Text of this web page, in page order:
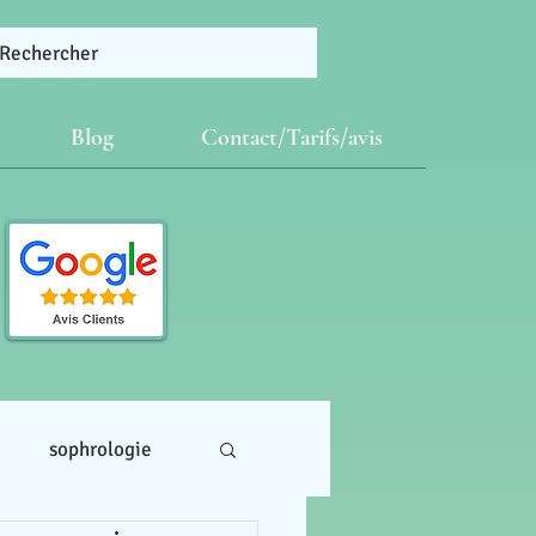
Rechercher
Blog Contact/Tarifs/avis
sophrologie